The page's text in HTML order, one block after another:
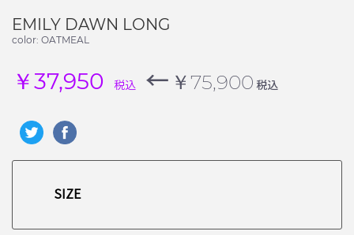
EMILY DAWN LONG
color: OATMEAL
￥37,950 税込 ← ￥75,900 税込